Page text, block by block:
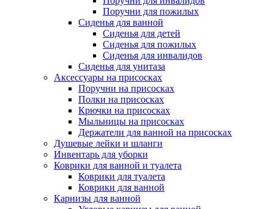
Поручни для пожилых
Сиденья для ванной
Сиденья для детей
Сиденья для пожилых
Сиденья для инвалидов
Сиденья для унитаза
Аксессуары на присосках
Поручни на присосках
Полки на присосках
Крючки на присосках
Мыльницы на присосках
Держатели для ванной на присосках
Душевые лейки и шланги
Инвентарь для уборки
Коврики для ванной и туалета
Коврики для туалета
Коврики для ванной
Карнизы для ванной